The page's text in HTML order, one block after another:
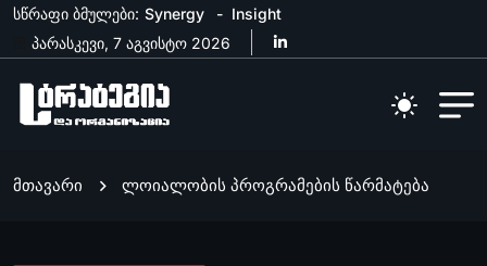
სწრაფი ბმულები: Synergy
Insight
პარასკევი, 7 აგვისტო 2026
მთავარი ლოიალობის პროგრამების წარმატება